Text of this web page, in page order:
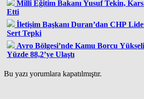
Milli Eğitim Bakanı Yusuf Tekin,
Etti
İletişim Başkanı Duran’dan CHP
Sert Tepki
Avro Bölgesi’nde Kamu Borcu
Yüzde 88,2’ye Ulaştı
Bu yazı yorumlara kapatılmıştır.